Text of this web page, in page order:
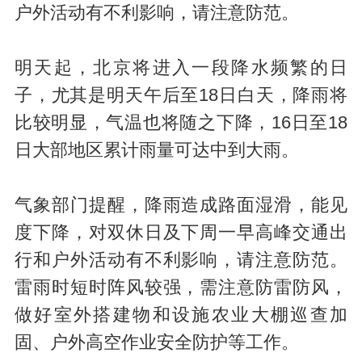
户外活动有不利影响，请注意防范。
明天起，北京将进入一段降水频繁的日
子，尤其是明天午后至18日白天，降雨将
比较明显，气温也将随之下降，16日至18
日大部地区累计雨量可达中到大雨。
气象部门提醒，降雨造成路面湿滑，能见
度下降，对双休日及下周一早高峰交通出
行和户外活动有不利影响，请注意防范。
雷雨时短时阵风较强，需注意防雷防风，
做好室外搭建物和设施农业大棚巡查加
固、户外高空作业安全防护等工作。